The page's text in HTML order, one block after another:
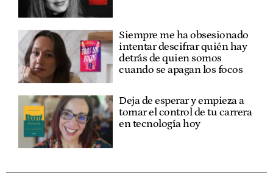
Siempre me ha obsesionado
intentar descifrar quién hay
detrás de quien somos
cuando se apagan los focos
Deja de esperar y empieza a
tomar el control de tu carrera
en tecnología hoy